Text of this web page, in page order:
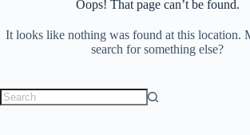
Oops! That page can’t be found.
It looks like nothing was found at this location.
search for something else?